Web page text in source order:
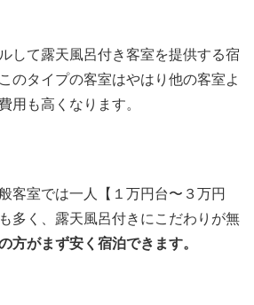
して露天風呂付き客室を提供する宿
のタイプの客室はやはり他の客室よ
用も高くなります。
客室では一人【１万円台〜３万円
多く、露天風呂付きにこだわりが無
方がまず安く宿泊できます。